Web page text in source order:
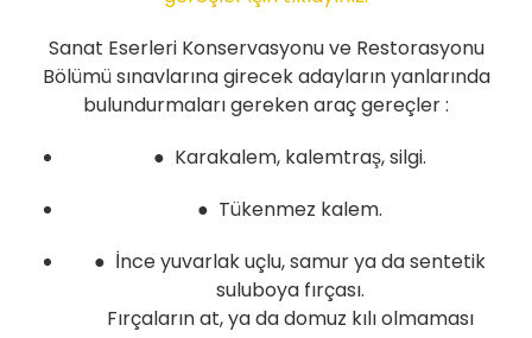
Sanat Eserleri Konservasyonu ve Restorasyonu
Bölümü sınavlarına girecek adayların yanlarında
bulundurmaları gereken araç gereçler :
● Karakalem, kalemtraş, silgi.
● Tükenmez kalem.
● İnce yuvarlak uçlu, samur ya da sentetik
suluboya fırçası.
Fırçaların at, ya da domuz kılı olmaması